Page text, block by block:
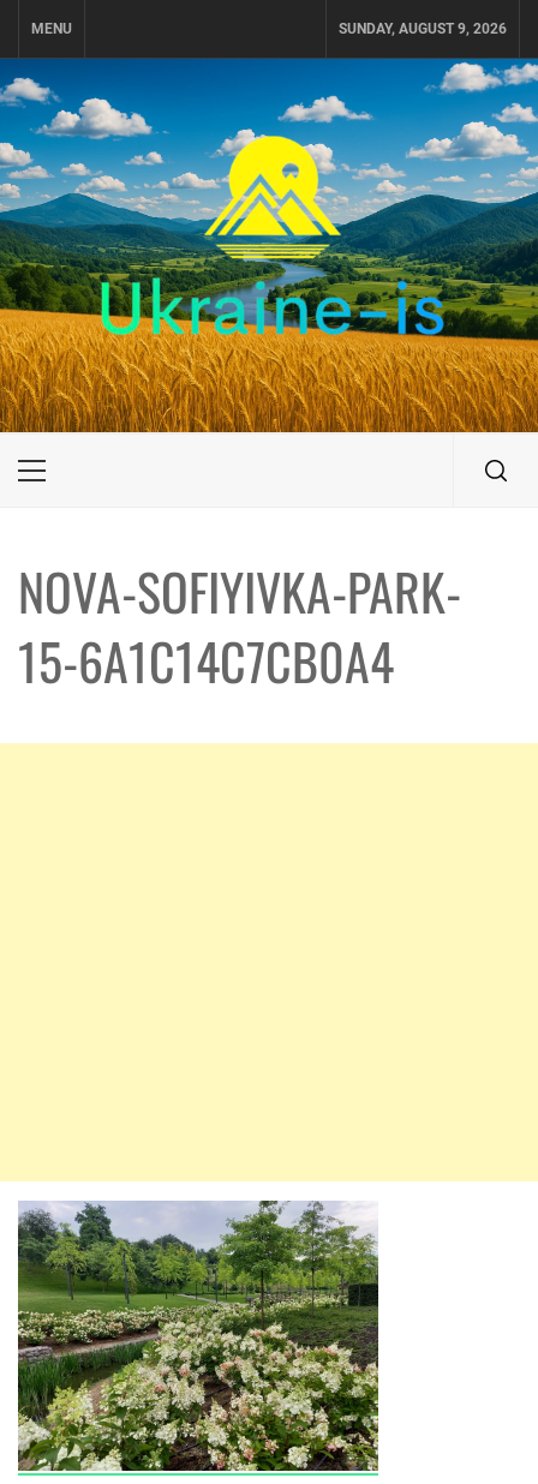
MENU SUNDAY, AUGUST 9, 2026
UKRAINE-IS
ПОДОРОЖI ПО УКРАЇНІ
Primary
NOVA-SOFIYIVKA-PARK-
15-6A1C14C7CB0A4